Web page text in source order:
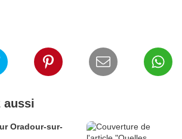
aussi
Oradour-sur-